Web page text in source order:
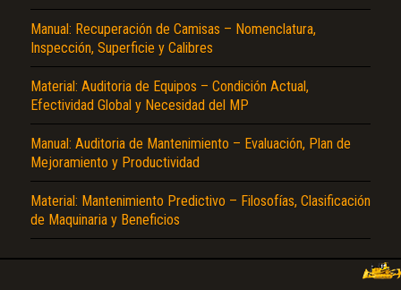
Manual: Recuperación de Camisas – Nomenclatura,
Inspección, Superficie y Calibres
Material: Auditoria de Equipos – Condición Actual,
Efectividad Global y Necesidad del MP
Manual: Auditoria de Mantenimiento – Evaluación, Plan de
Mejoramiento y Productividad
Material: Mantenimiento Predictivo – Filosofías, Clasificación
de Maquinaria y Beneficios